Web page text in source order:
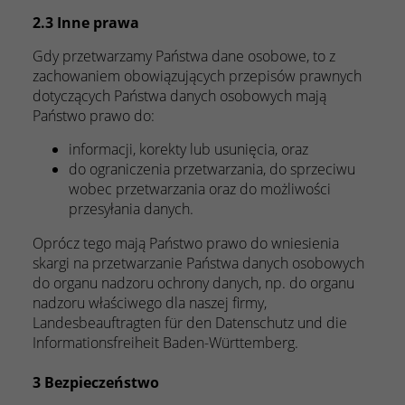
2.3 Inne prawa
Gdy przetwarzamy Państwa dane osobowe, to z
zachowaniem obowiązujących przepisów prawnych
dotyczących Państwa danych osobowych mają
Państwo prawo do:
informacji, korekty lub usunięcia, oraz
do ograniczenia przetwarzania, do sprzeciwu
wobec przetwarzania oraz do możliwości
przesyłania danych.
Oprócz tego mają Państwo prawo do wniesienia
skargi na przetwarzanie Państwa danych osobowych
do organu nadzoru ochrony danych, np. do organu
nadzoru właściwego dla naszej firmy,
Landesbeauftragten für den Datenschutz und die
Informationsfreiheit Baden-Württemberg.
3 Bezpieczeństwo